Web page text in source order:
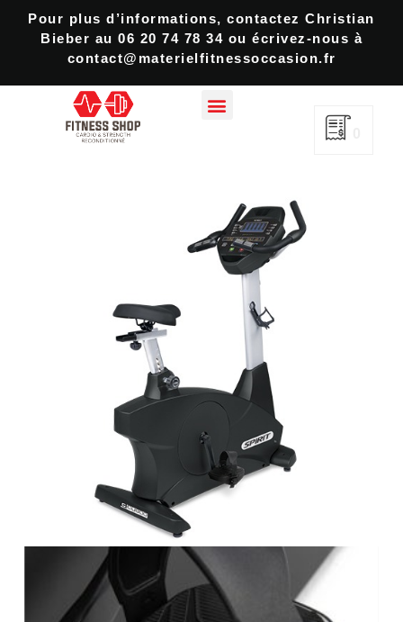
Pour plus d’informations, contactez Christian
Bieber au 06 20 74 78 34 ou écrivez-nous à
contact@materielfitnessoccasion.fr